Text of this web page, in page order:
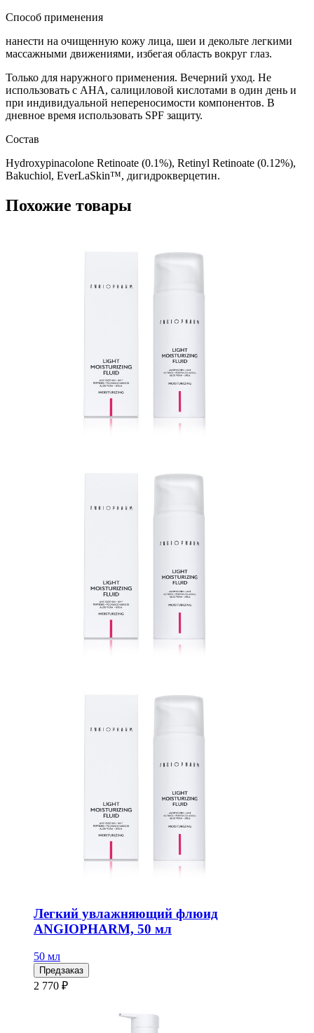
Способ применения
нанести на очищенную кожу лица, шеи и декольте легкими
массажными движениями, избегая область вокруг глаз.
Только для наружного применения. Вечерний уход. Не
использовать с АНА, салициловой кислотами в один день и
при индивидуальной непереносимости компонентов. В
дневное время использовать SPF защиту.
Состав
Hydroxypinacolone Retinoate (0.1%), Retinyl Retinoate (0.12%),
Bakuchiol, EverLaSkin™, дигидрокверцетин.
Похожие товары
Легкий увлажняющий флюид
ANGIOPHARM, 50 мл
50 мл
Предзаказ
2 770 ₽